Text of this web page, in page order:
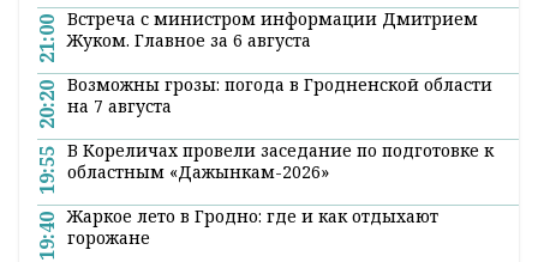
21:00 Встреча с министром информации Дмитрием
Жуком. Главное за 6 августа
20:20 Возможны грозы: погода в Гродненской области
на 7 августа
19:55 В Кореличах провели заседание по подготовке к
областным «Дажынкам-2026»
19:40 Жаркое лето в Гродно: где и как отдыхают
горожане